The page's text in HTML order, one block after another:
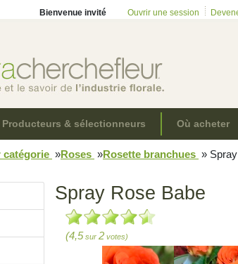
Bienvenue invité Ouvrir une session
Producteurs & sélectionneurs Où acheter
catégorie »Roses »Rosette branchues »
Spray Rose Babe
(4,5 sur 2 votes)